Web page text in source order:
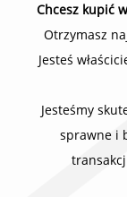
Chcesz kupić
Otrzymasz
Jesteś
Jesteśmy
sprawne i